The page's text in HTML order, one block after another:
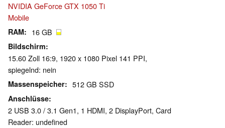
NVIDIA GeForce GTX 1050 Ti
Mobile
RAM 16 GB
Bildschirm
15.60 Zoll 16:9, 1920 x 1080 Pixel 141 PPI,
spiegelnd: nein
Massenspeicher 512 GB SSD
Anschlüsse
2 USB 3.0 / 3.1 Gen1, 1 HDMI, 2 DisplayPort, Card
Reader: undefined